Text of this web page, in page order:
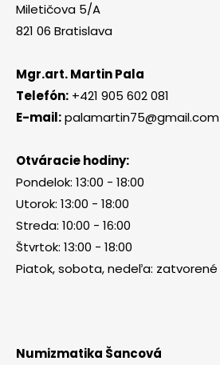
Miletičova 5/A
821 06 Bratislava
Mgr.art. Martin Pala
Telefón: +421 905 602 081
E-mail:palamartin75@gmail.com
Otváracie hodiny:
Pondelok: 13:00 - 18:00
Utorok: 13:00 - 18:00
Streda: 10:00 - 16:00
Štvrtok: 13:00 - 18:00
Piatok, sobota, nedeľa: zatvorené
Numizmatika Šancová